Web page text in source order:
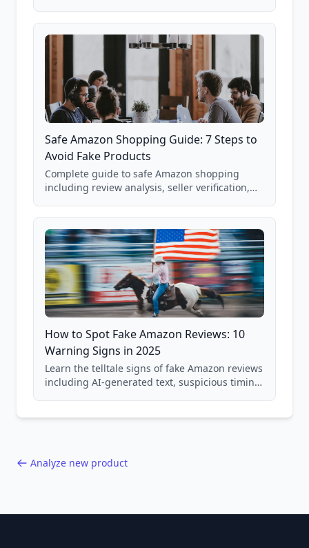
85,000+ analyzed Amazon listings.
Safe Amazon Shopping Guide: 7 Steps to
Avoid Fake Products
Complete guide to safe Amazon shopping
including review analysis, seller verification,
and scam avoidance techniques.
How to Spot Fake Amazon Reviews: 10
Warning Signs in 2025
Learn the telltale signs of fake Amazon reviews
including AI-generated text, suspicious timing
Analyze new product